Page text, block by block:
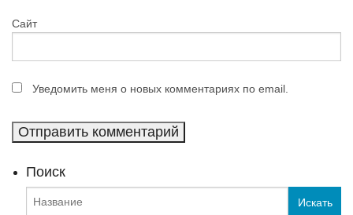
Сайт
Уведомить меня о новых комментариях по email.
Поиск